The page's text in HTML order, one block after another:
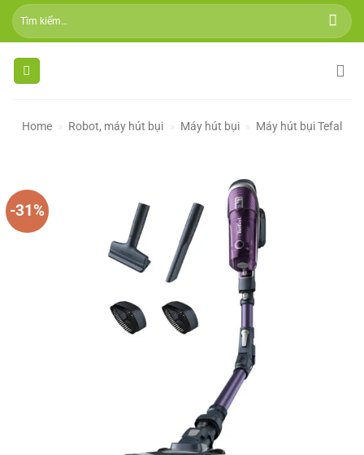
Skip
Tìm
kiếm:
Home » Robot, máy hút bụi » Máy hút bụi » Máy hút bụi Tefal
-31%